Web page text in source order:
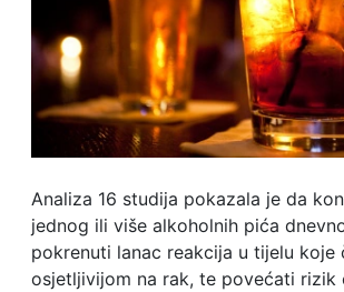
Analiza 16 studija pokazala je da
jednog ili više alkoholnih pića
pokrenuti lanac reakcija u tijelu koje
osjetljivijom na rak, te povećati rizik